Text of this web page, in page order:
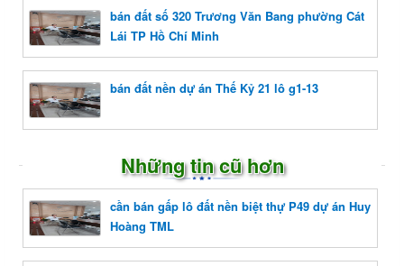
bán đất số 320 Trương Văn Bang phường Cát
Lái TP Hồ Chí Minh
bán đất nền dự án Thế Kỷ 21 lô g1-13
Những tin cũ hơn
cần bán gấp lô đất nền biệt thự P49 dự án Huy
Hoàng TML